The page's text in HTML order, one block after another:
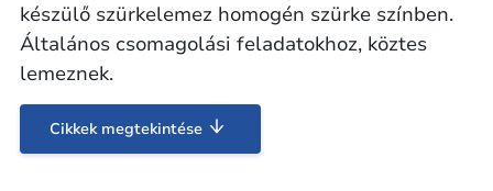
készülő szürkelemez homogén szürke színben.
Általános csomagolási feladatokhoz, köztes
lemeznek.
Cikkek megtekintése